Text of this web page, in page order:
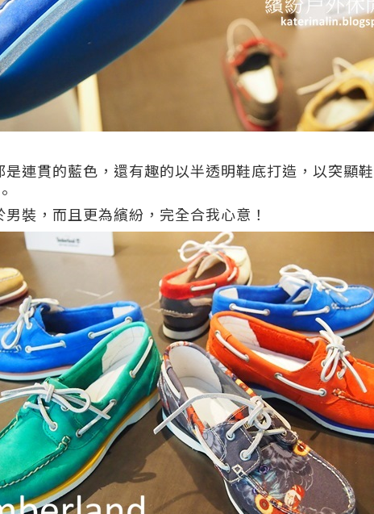
連貫的藍色，還有趣的以半透明鞋底打造 ， 以突顯
。
裝，而且更為繽紛，完全合我心意！